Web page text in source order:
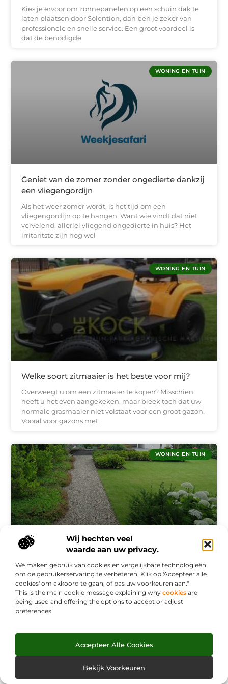
Wij hechten veel
waarde aan uw privacy.
We maken gebruik van cookies en vergelijkbare technologieën
om de gebruikerservaring te verbeteren. Klik op 'Accepteer alle
cookies' om akkoord te gaan, of pas uw voorkeuren aan."
This is the main cookie message explaining why cookies are
being used and offering the options to accept or adjust
preferences.
Accepteer Alle Cookies
Bekijk Voorkeuren
Kies je ervoor om zonnepanelen op een schuin dak te
laten plaatsen door Solention, dan ben je zeker van
professionele en snelle service. Een groot voordeel is
dat de benodigde
WONING EN TUIN
Geniet van de zomer zonder ongedierte dankzij
een vliegengordijn
Als het weer zomer wordt, is het tijd om een
vliegengordijn op te hangen. Want wie vindt dat niet
vervelend, allerlei vliegend ongedierte in huis? Het
irritantste zijn nog wel
WONING EN TUIN
Welke soort zitmaaier is het beste voor mij?
Overweegt u om een zitmaaier te kopen? Misschien
heeft u het even aangekeken, maar bleek toch dat uw
normale grasmaaier niet volstaat voor een groot gazon.
Vooral voor gazons met
WONING EN TUIN
Tuinaanleg in de regio Rotterdam voor elk
budget
Woont u in de regio Rotterdam en bent u op zoek naar
een partij die is gespecialiseerd in tuinaanleg? Denk
dan eens aan Van der Wel Hoveniers. Dit
Eenvoudig een tafel samenstellen die voldoet
aan al jouw eisen
Ben je op zoek naar een leuke, nieuwe eettafel die aan